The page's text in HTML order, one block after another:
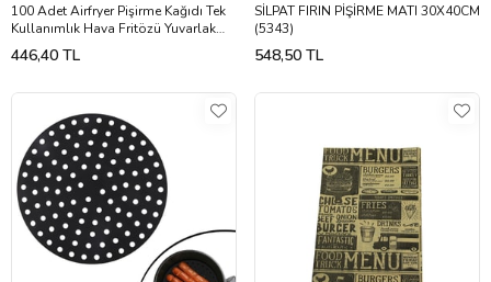
100 Adet Airfryer Pişirme Kağıdı Tek
Kullanımlık Hava Fritözü Yuvarlak
Delikli Model (5343)
446,40 TL
SİLPAT FIRIN PİŞİRME MATI 30X40CM
(5343)
548,50 TL